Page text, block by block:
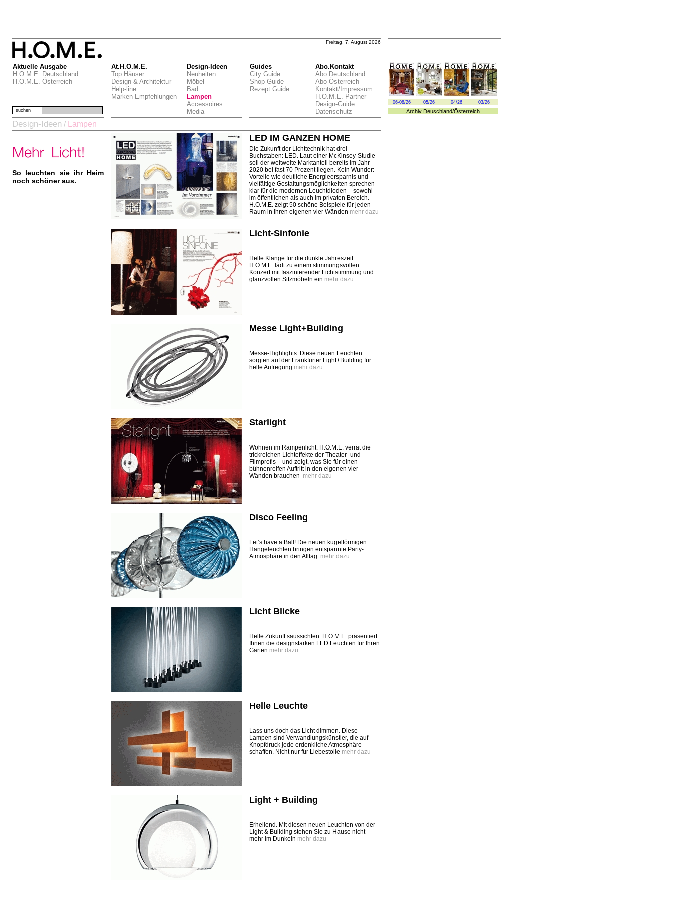
Freitag, 7. August 2026
Aktuelle Ausgabe
H.O.M.E. Deutschland
H.O.M.E. Österreich
At.H.O.M.E.
Top Häuser
Design & Architektur
Help-line
Marken-Empfehlungen
Design-Ideen
Neuheiten
Möbel
Bad
Lampen
Accessoires
Media
Guides
City Guide
Shop Guide
Rezept Guide
Abo.Kontakt
Abo Deutschland
Abo Österreich
Kontakt/Impressum
H.O.M.E. Partner
Design-Guide
Datenschutz
06-08/26 05/26 04/26 03/26
Archiv Deuschland/Österreich
suchen
Design-Ideen / Lampen
So leuchten sie ihr Heim
noch schöner aus.
LED IM GANZEN HOME
Die Zukunft der Lichttechnik hat drei
Buchstaben: LED. Laut einer McKinsey-Studie
soll der weltweite Marktanteil bereits im Jahr
2020 bei fast 70 Prozent liegen. Kein Wunder:
Vorteile wie deutliche Energieersparnis und
vielfältige Gestaltungsmöglichkeiten sprechen
klar für die modernen Leuchtdioden – sowohl
im öffentlichen als auch im privaten Bereich.
H.O.M.E. zeigt 50 schöne Beispiele für jeden
Raum in Ihren eigenen vier Wänden mehr dazu
Licht-Sinfonie
Helle Klänge für die dunkle Jahreszeit.
H.O.M.E. lädt zu einem stimmungsvollen
Konzert mit faszinierender Lichtstimmung und
glanzvollen Sitzmöbeln ein mehr dazu
Messe Light+Building
Messe-Highlights. Diese neuen Leuchten
sorgten auf der Frankfurter Light+Building für
helle Aufregung mehr dazu
Starlight
Wohnen im Rampenlicht: H.O.M.E. verrät die
trickreichen Lichteffekte der Theater- und
Filmprofis – und zeigt, was Sie für einen
bühnenreifen Auftritt in den eigenen vier
Wänden brauchen mehr dazu
Disco Feeling
Let’s have a Ball! Die neuen kugelförmigen
Hängeleuchten bringen entspannte Party-
Atmosphäre in den Alltag. mehr dazu
Licht Blicke
Helle Zukunft saussichten: H.O.M.E. präsentiert
Ihnen die designstarken LED Leuchten für Ihren
Garten mehr dazu
Helle Leuchte
Lass uns doch das Licht dimmen. Diese
Lampen sind Verwandlungskünstler, die auf
Knopfdruck jede erdenkliche Atmosphäre
schaffen. Nicht nur für Liebestolle mehr dazu
Light + Building
Erhellend. Mit diesen neuen Leuchten von der
Light & Building stehen Sie zu Hause nicht
mehr im Dunkeln mehr dazu